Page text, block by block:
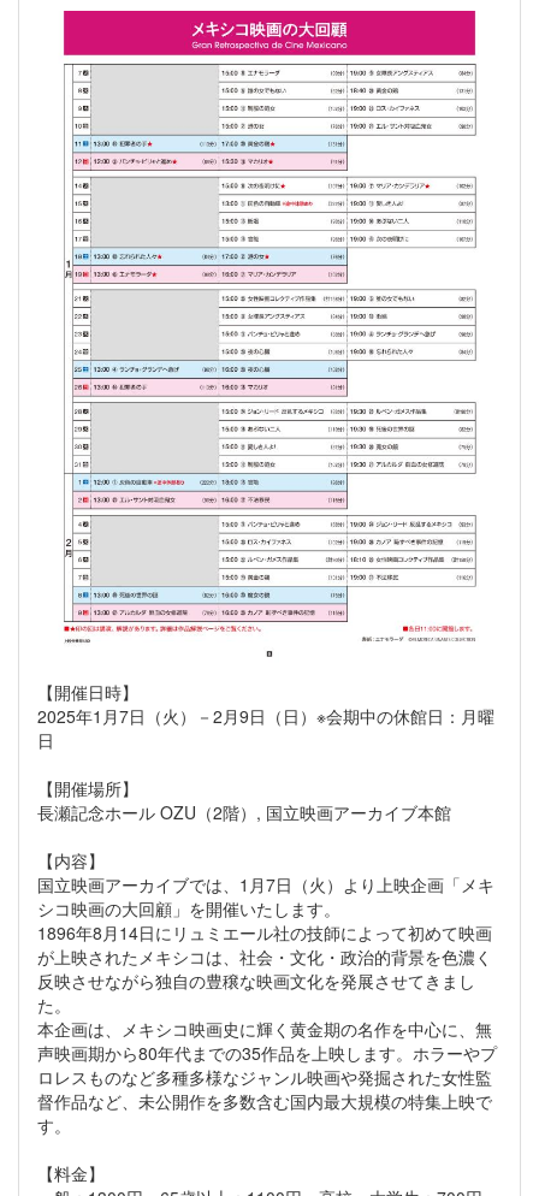
【開催日時】
2025年1月7日（火）－2月9日（日）※会期中の休館日：月曜
日
【開催場所】
長瀬記念ホール OZU（2階）, 国立映画アーカイブ本館
【内容】
国立映画アーカイブでは、1月7日（火）より上映企画「メキ
シコ映画の大回顧」を開催いたします。
1896年8月14日にリュミエール社の技師によって初めて映画
が上映されたメキシコは、社会・文化・政治的背景を色濃く
反映させながら独自の豊穣な映画文化を発展させてきまし
た。
本企画は、メキシコ映画史に輝く黄金期の名作を中心に、無
声映画期から80年代までの35作品を上映します。ホラーやプ
ロレスものなど多種多様なジャンル映画や発掘された女性監
督作品など、未公開作を多数含む国内最大規模の特集上映で
す。
【料金】